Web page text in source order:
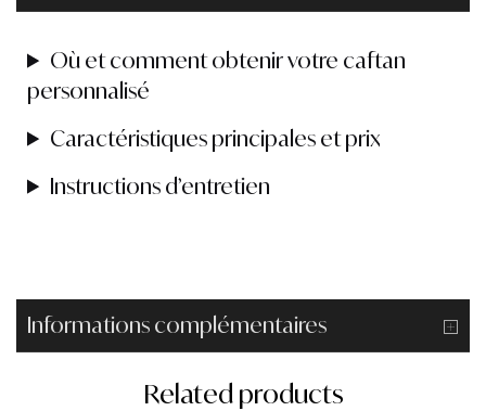
Où et comment obtenir votre caftan
personnalisé
Caractéristiques principales et prix
Instructions d’entretien
Informations complémentaires
Related products